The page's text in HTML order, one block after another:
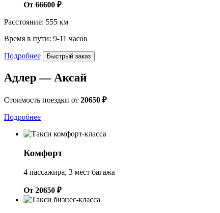
От 66600 ₽
Расстояние: 555 км
Время в пути: 9-11 часов
Подробнее Быстрый заказ
Адлер — Аксай
Стоимость поездки от 20650 ₽
Подробнее
Комфорт
4 пассажира, 3 мест багажа
От 20650 ₽